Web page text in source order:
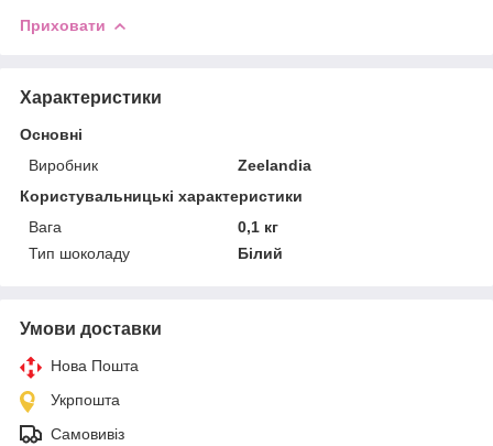
Приховати
Характеристики
Основні
Виробник
Zeelandia
Користувальницькі характеристики
Вага
0,1 кг
Тип шоколаду
Білий
Умови доставки
Нова Пошта
Укрпошта
Самовивіз